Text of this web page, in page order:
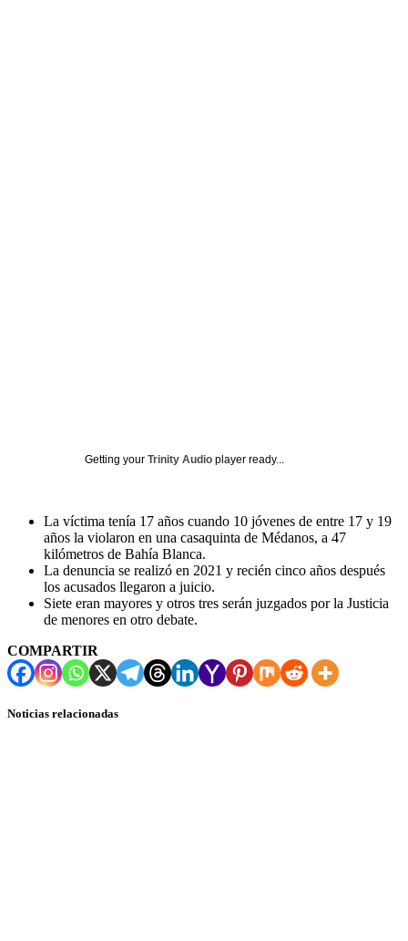
Getting your Trinity Audio player ready...
La víctima tenía 17 años cuando 10 jóvenes de entre 17 y 19
años la violaron en una casaquinta de Médanos, a 47
kilómetros de Bahía Blanca.
La denuncia se realizó en 2021 y recién cinco años después
los acusados llegaron a juicio.
Siete eran mayores y otros tres serán juzgados por la Justicia
de menores en otro debate.
COMPARTIR
Noticias relacionadas